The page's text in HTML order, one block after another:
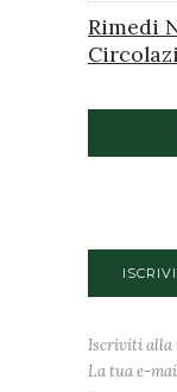
Rimedi
Iscriviti alla
La tua e-